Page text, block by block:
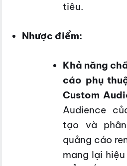
tiêu.
Nhược điểm:
Khả năng
cáo phụ
Custom
Audience
tạo và
quảng cáo
mang lại